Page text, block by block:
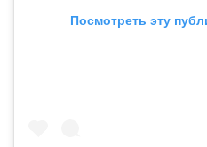
Посмотреть эту